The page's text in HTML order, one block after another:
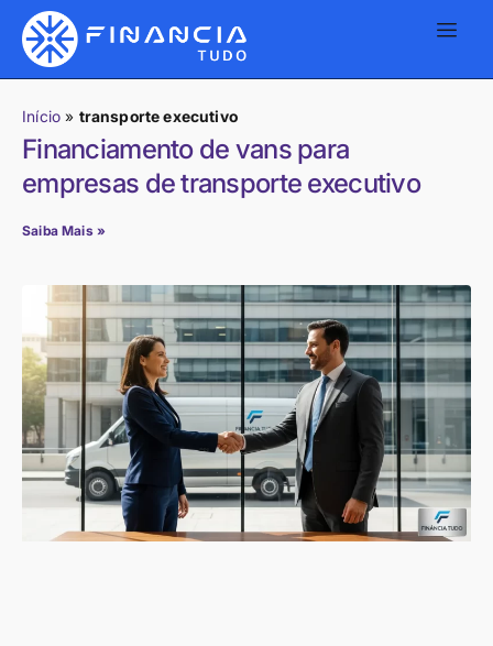
Início » transporte executivo
Financiamento de vans para
empresas de transporte executivo
Saiba Mais »